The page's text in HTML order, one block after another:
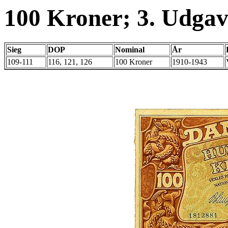
100 Kroner; 3.
Sieg DOP Nominal År
109-111
116, 121, 126 100 Kroner 1910-1943